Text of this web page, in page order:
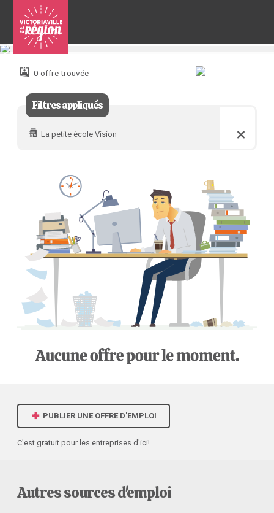
Pour
joindre 0 offre trouvée
Filtres appliqués
La petite école Vision
PUBLIER UNE OFFRE D'EMPLOI
C'est gratuit pour les entreprises d'ici!
Autres sources d'emploi